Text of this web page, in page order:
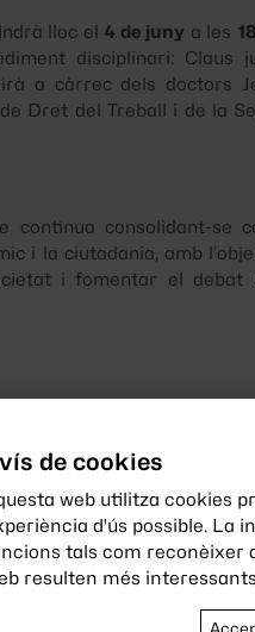
lloc el 4 de juny a les
disciplinari: Claus
a càrrec dels doctors
Dret del Treball i de la
continua consolidant-se
i la ciutadania, amb
i fomentar el debat
de cookies
web utilitza cookies
d'ús possible. La
tals com reconèixer
resulten més